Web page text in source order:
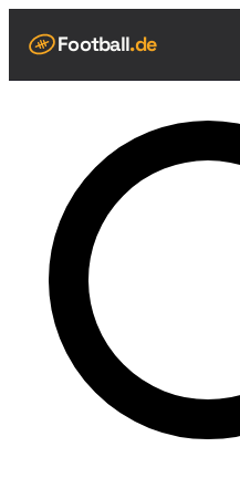
Football.de
Live Scores
Spielplan
Teams
Tabelle
Football Regeln